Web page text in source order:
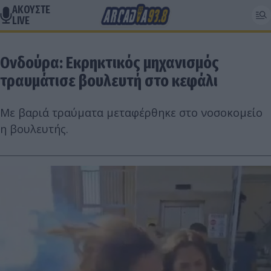
ΑΚΟΥΣΤΕ
LIVE
Ονδούρα: Εκρηκτικός μηχανισμός
τραυμάτισε βουλευτή στο κεφάλι
Με βαριά τραύματα μεταφέρθηκε στο νοσοκομείο
η βουλευτής.